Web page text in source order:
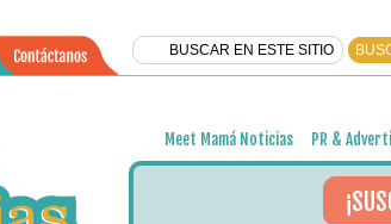
Meet Mamá Noticias PR &